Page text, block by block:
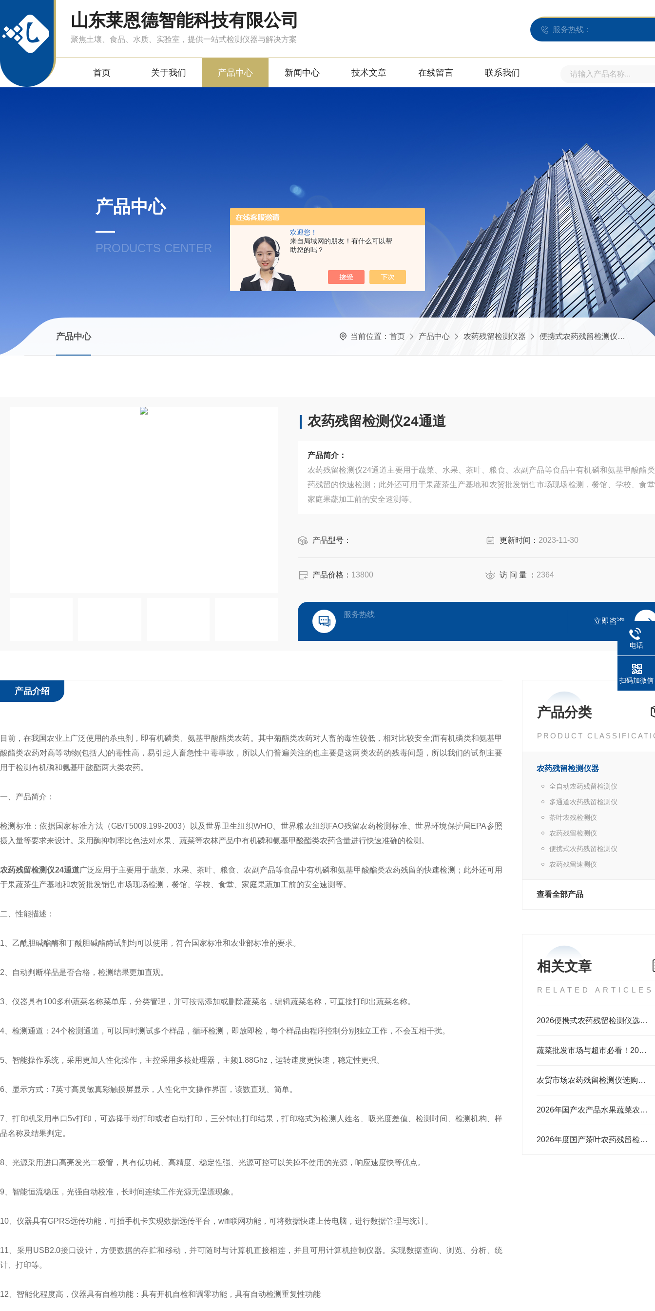
欢迎您！
来自局域网的朋友！有什么可以帮
助您的吗？
山东莱恩德智能科技有限公司
聚焦土壤、食品、水质、实验室，提供一站式检测仪器与解决方案
服务热线：
首页 关于我们 产品中心 新闻中心 技术文章 在线留言 联系我们
产品中心
PRODUCTS CENTER
产品中心 当前位置： 首页 产品中心 农药残留检测仪器 便携式农药残留检测仪 农药
农药残留检测仪24通道
产品简介：
农药残留检测仪24通道主要用于蔬菜、水果、茶叶、粮食、农副产品等食品中有机磷和氨基甲酸酯
药残留的快速检测；此外还可用于果蔬茶生产基地和农贸批发销售市场现场检测，餐馆、学校、食
家庭果蔬加工前的安全速测等。
产品型号： 更新时间： 2023-11-30
产品价格： 13800 访 问 量 ： 2364
服务热线
立即咨询
产品分类
PRODUCT
农药残留检测仪器
全自动农药残留检测仪
多通道农药残留检测仪
茶叶农残检测仪
农药残留检测仪
便携式农药残留检测仪
农药残留速测仪
查看全部产品
相关文章
RELATED ARTICLES
2026便携式农药残留检测仪选购攻略，餐饮食堂、农贸市场等场景适用！
蔬菜批发市场与超市必看！2026农药残留检测仪品牌排名+场景化选购指南
农贸市场农药残留检测仪选购指南：从原理到实测全解析
2026年国产农产品水果蔬菜农药残留检测仪品牌推荐行业深度解析
2026年度国产茶叶农药残留检测仪性价比测评报告
产品介绍
目前，在我国农业上广泛使用的杀虫剂，即有机磷类、氨基甲酸酯类农药。其中菊酯类农药对人畜的毒性较低，相对比较安全;而有机磷类和氨基甲
酸酯类农药对高等动物(包括人)的毒性高，易引起人畜急性中毒事故，所以人们普遍关注的也主要是这两类农药的残毒问题，所以我们的试剂主要
用于检测有机磷和氨基甲酸酯两大类农药。
一、产品简介：
检测标准：依据国家标准方法（GB/T5009.199-2003）以及世界卫生组织WHO、世界粮农组织FAO残留农药检测标准、世界环境保护局EPA参照
摄入量等要求来设计。采用酶抑制率比色法对水果、蔬菜等农林产品中有机磷和氨基甲酸酯类农药含量进行快速准确的检测。
农药残留检测仪24通道广泛应用于主要用于蔬菜、水果、茶叶、粮食、农副产品等食品中有机磷和氨基甲酸酯类农药残留的快速检测；此外还可用
于果蔬茶生产基地和农贸批发销售市场现场检测，餐馆、学校、食堂、家庭果蔬加工前的安全速测等。
二、性能描述：
1、乙酰胆碱酯酶和丁酰胆碱酯酶试剂均可以使用，符合国家标准和农业部标准的要求。
2、自动判断样品是否合格，检测结果更加直观。
3、仪器具有100多种蔬菜名称菜单库，分类管理，并可按需添加或删除蔬菜名，编辑蔬菜名称，可直接打印出蔬菜名称。
4、检测通道：24个检测通道，可以同时测试多个样品，循环检测，即放即检，每个样品由程序控制分别独立工作，不会互相干扰。
5、智能操作系统，采用更加人性化操作，主控采用多核处理器，主频1.88Ghz，运转速度更快速，稳定性更强。
6、显示方式：7英寸高灵敏真彩触摸屏显示，人性化中文操作界面，读数直观、简单。
7、打印机采用串口5v打印，可选择手动打印或者自动打印，三分钟出打印结果，打印格式为检测人姓名、吸光度差值、检测时间、检测机构、样
品名称及结果判定。
8、光源采用进口高亮发光二极管，具有低功耗、高精度、稳定性强、光源可控可以关掉不使用的光源，响应速度快等优点。
9、智能恒流稳压，光强自动校准，长时间连续工作光源无温漂现象。
10、仪器具有GPRS远传功能，可插手机卡实现数据远传平台，wifi联网功能，可将数据快速上传电脑，进行数据管理与统计。
11、采用USB2.0接口设计，方便数据的存贮和移动，并可随时与计算机直接相连，并且可用计算机控制仪器。实现数据查询、浏览、分析、统
计、打印等。
12、智能化程度高，仪器具有自检功能：具有开机自检和调零功能，具有自动检测重复性功能
电话
扫码加微信